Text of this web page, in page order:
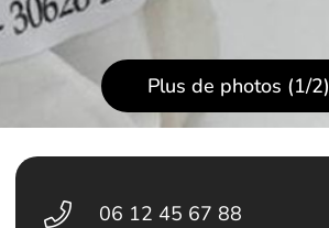
Plus de photos (1/2)
06 12 45 67 88